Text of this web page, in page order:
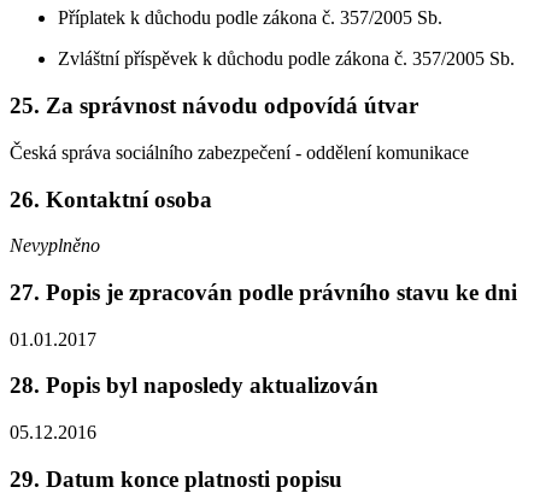
Příplatek k důchodu podle zákona č. 357/2005 Sb.
Zvláštní příspěvek k důchodu podle zákona č. 357/2005 Sb.
25. Za správnost návodu odpovídá útvar
Česká správa sociálního zabezpečení - oddělení komunikace
26. Kontaktní osoba
Nevyplněno
27. Popis je zpracován podle právního stavu ke dni
01.01.2017
28. Popis byl naposledy aktualizován
05.12.2016
29. Datum konce platnosti popisu